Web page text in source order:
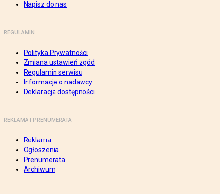
Napisz do nas
REGULAMIN
Polityka Prywatności
Zmiana ustawień zgód
Regulamin serwisu
Informacje o nadawcy
Deklaracja dostępności
REKLAMA I PRENUMERATA
Reklama
Ogłoszenia
Prenumerata
Archiwum